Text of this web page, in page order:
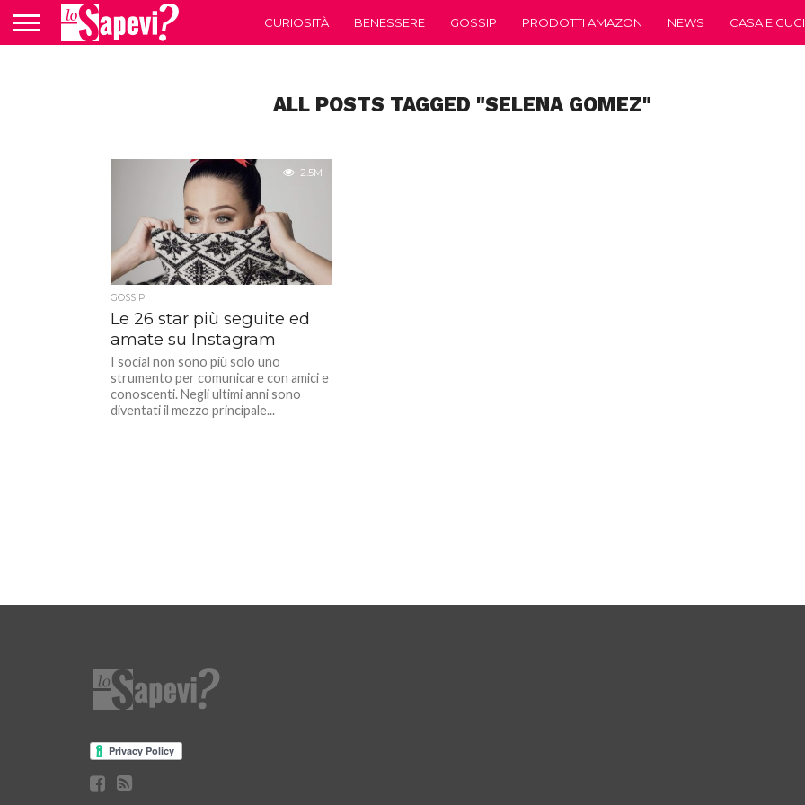
CURIOSITÀ BENESSERE GOSSIP PRODOTTI AMAZON NEWS CASA E
ALL POSTS TAGGED "SELENA GOMEZ"
2.5M
GOSSIP
Le 26 star più seguite ed
amate su Instagram
I social non sono più solo uno
strumento per comunicare con amici e
conoscenti. Negli ultimi anni sono
diventati il mezzo principale...